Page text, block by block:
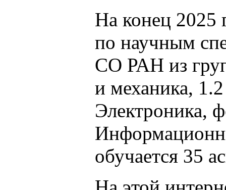
На конец
по научным
СО РАН из
и механика,
Электроника,
обучается 35